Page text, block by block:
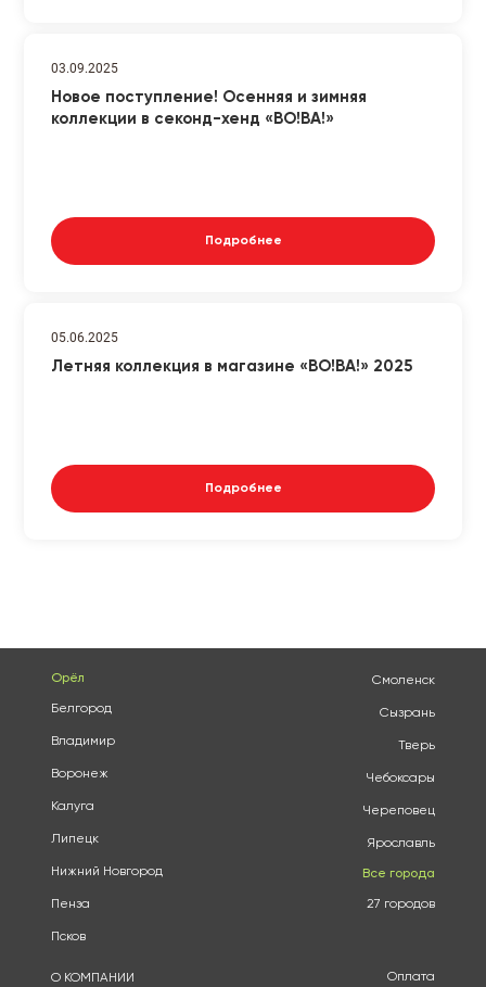
03.09.2025
Новое поступление! Осенняя и зимняя
коллекции в секонд-хенд «ВО!ВА!»
Подробнее
05.06.2025
Летняя коллекция в магазине «ВО!ВА!» 2025
Подробнее
Орёл
Белгород
Владимир
Воронеж
Калуга
Липецк
Нижний Новгород
Пенза
Псков
Смоленск
Сызрань
Тверь
Чебоксары
Череповец
Ярославль
Все города
27 городов
О КОМПАНИИ Оплата